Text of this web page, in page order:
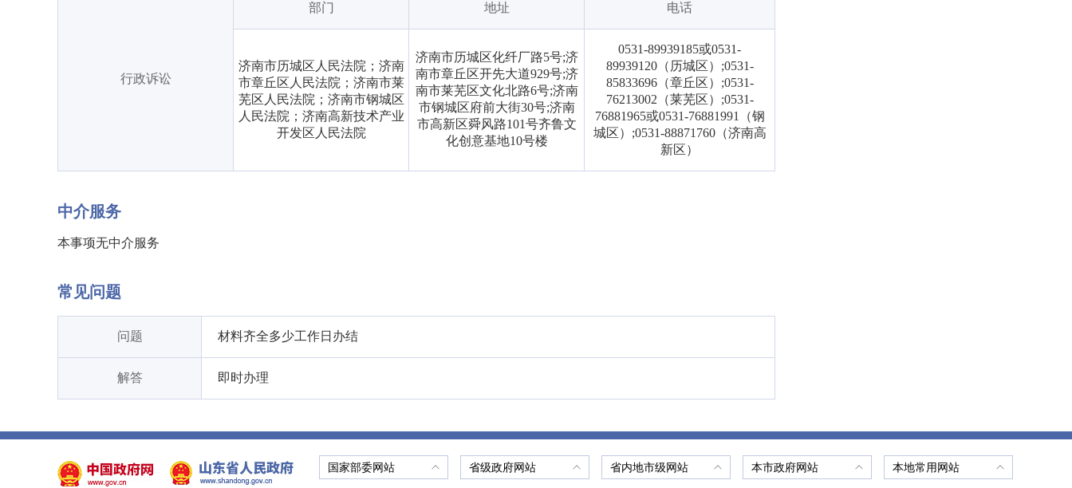
行政诉讼
部门 地址 电话
济南市历城区人民法院；济南
市章丘区人民法院；济南市莱
芜区人民法院；济南市钢城区
人民法院；济南高新技术产业
开发区人民法院
济南市历城区化纤厂路5号;济
南市章丘区开先大道929号;济
南市莱芜区文化北路6号;济南
市钢城区府前大街30号;济南
市高新区舜风路101号齐鲁文
化创意基地10号楼
0531-89939185或0531-
89939120（历城区）;0531-
85833696（章丘区）;0531-
76213002（莱芜区）;0531-
76881965或0531-76881991（钢
城区）;0531-88871760（济南高
新区）
中介服务
本事项无中介服务
常见问题
问题 材料齐全多少工作日办结
解答 即时办理
国家部委网站 省级政府网站 省内地市级网站 本市政府网站 本地常用网站